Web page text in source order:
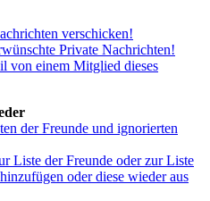
verschicken!
Private Nachrichten!
von einem Mitglied dieses
der Freunde und ignorierten
Liste der Freunde oder zur Liste
oder diese wieder aus